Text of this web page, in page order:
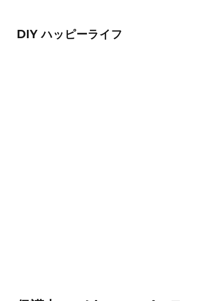
DIY ハッピーライフ